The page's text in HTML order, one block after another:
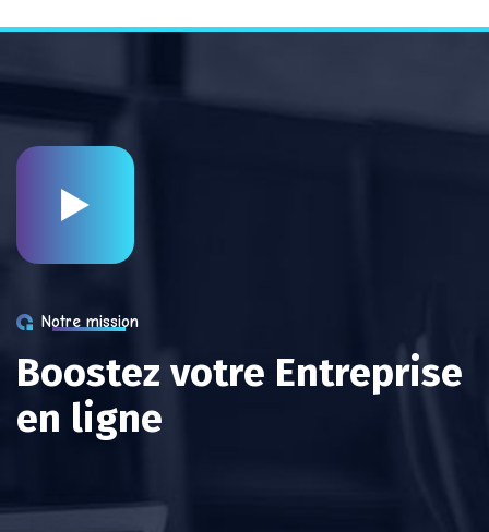
Notre mission
Boostez votre Entreprise
en ligne